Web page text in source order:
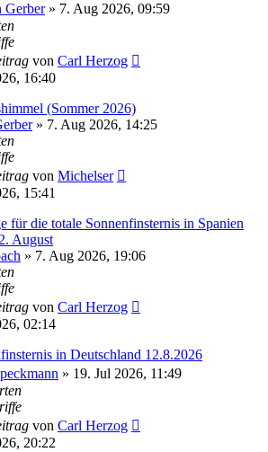
Gerber» 7. Aug 2026, 09:59
von Carl Herzog
16:40
(Sommer 2026)
» 7. Aug 2026, 14:25
von Michelser
15:41
für die totale Sonnenfinsternis in Spanien
August
» 7. Aug 2026, 19:06
von Carl Herzog
02:14
in Deutschland 12.8.2026
» 19. Jul 2026, 11:49
von Carl Herzog
20:22